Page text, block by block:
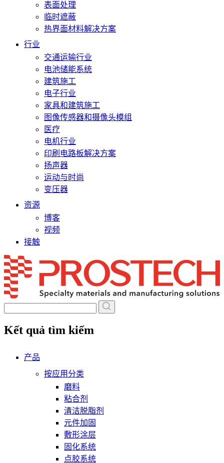
表面处理
临时遮蔽
热界面材料解决方案
行业
交通运输行业
电池储能系统
建筑施工
电子行业
家具和建筑施工
图像传感器和摄像头模组
医疗
电机行业
印刷电路板解决方案
扬声器
运动与时尚
变压器
资源
博客
视频
接触
Skip
to
content
Kết quả tìm kiếm
产品
按应用分类
磨料
粘合剂
清洁脱脂剂
元件加固
敷形涂层
固化系统
点胶系统